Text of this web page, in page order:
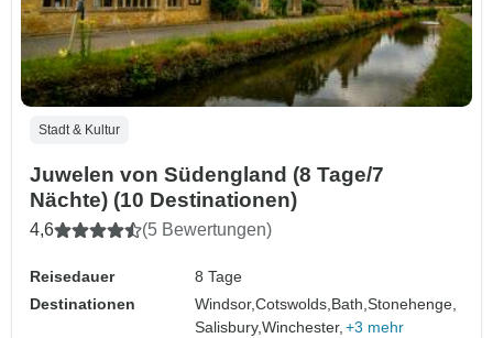
Stadt & Kultur
Juwelen von Südengland (8 Tage/7
Nächte) (10 Destinationen)
4,6 (5 Bewertungen)
Reisedauer
8 Tage
Destinationen
Windsor,Cotswolds, Bath,Stonehenge,
Salisbury,Winchester, +3 mehr